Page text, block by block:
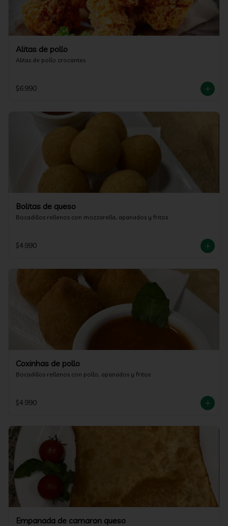
Alitas de pollo
Alitas de pollo crocantes
$6.990
Bolitas de queso
Bocadillos rellenos con mozzarella, apanados y fritos
$4.990
Coxinhas de pollo
Bocadillos rellenos con pollo, apanados y fritos
$4.990
Empanada de camaron queso